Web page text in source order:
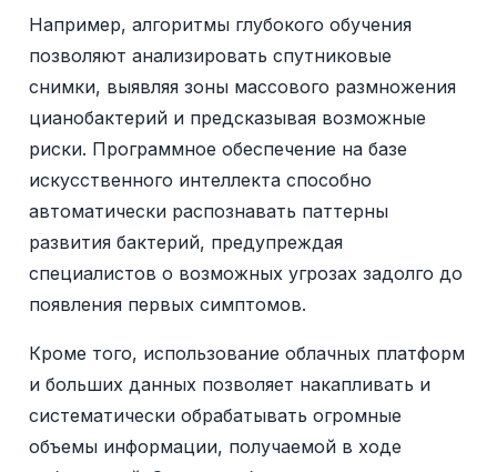
Например, алгоритмы глубокого обучения
позволяют анализировать спутниковые
снимки, выявляя зоны массового размножения
цианобактерий и предсказывая возможные
риски. Программное обеспечение на базе
искусственного интеллекта способно
автоматически распознавать паттерны
развития бактерий, предупреждая
специалистов о возможных угрозах задолго до
появления первых симптомов.
Кроме того, использование облачных платформ
и больших данных позволяет накапливать и
систематически обрабатывать огромные
объемы информации, получаемой в ходе